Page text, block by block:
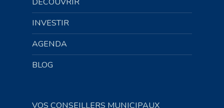
INVESTIR
AGENDA
BLOG
VOS CONSEILLERS MUNICIPAUX